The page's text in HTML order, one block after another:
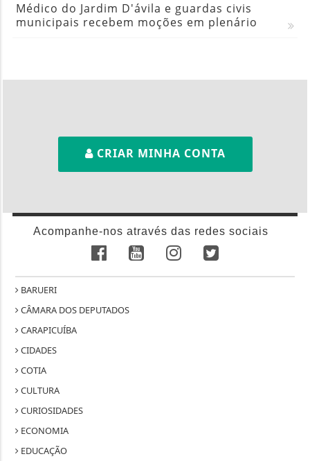
Médico do Jardim D'ávila e guardas civis
municipais recebem moções em plenário
CRIAR MINHA CONTA
Acompanhe-nos através das redes sociais
BARUERI
CÂMARA DOS DEPUTADOS
CARAPICUÍBA
CIDADES
COTIA
CULTURA
CURIOSIDADES
ECONOMIA
EDUCAÇÃO